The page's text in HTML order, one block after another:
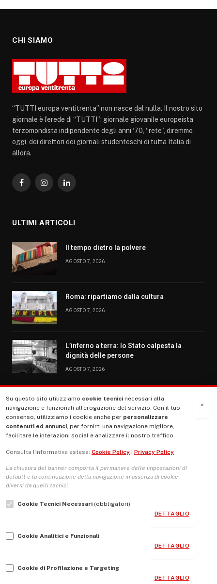
CHI SIAMO
“TUTTI europa ventitrenta” non nasce dal nulla. Il nostro sito
giornale è l’erede di “TUTTI”: giornale giovanile europeista
terzomondista indipendente degli anni ‘70, “rete”, diremmo
oggi, dei direttori dei giornali studenteschi di tutta Italia di
allora.
FacebookInstagramLinkedIn
ULTIMI ARTICOLI
Il tempo dietro la polvere
AGOSTO 7, 2026
Roma: ripartiamo dalla cultura
AGOSTO 7, 2026
L’inferno a terra: lo Stato calpesta la
dignità delle persone
AGOSTO 7, 2026
MENU
La Nostra Storia
Le Copertine
L’Associazione
Indirizzo Socio Politico Culturale
Guida per le autrici e gli autori
×
Su questo sito utilizziamo cookie tecnici necessari alla
navigazione e funzionali all'erogazione del servizio. Con il tuo
consenso, utilizziamo i cookie anche per personalizzare
contenuti ed annunci, per fornirti una navigazione migliore,
facilitare le interazioni social e analizzare il nostro traffico.
Consulta l'informativa estesa: Cookie Policy Privacy Policy
La chiusura del banner comporta il permanere delle impostazioni di
default e la continuazione della navigazione in assenza di cookie
diversi da quelli tecnici.
Cookie Tecnici Necessari (obbligatori)
DETTAGLIO
Cookie Analitici e Funzionali
DETTAGLIO
Cookie di Profilazione e Targeting
DETTAGLIO